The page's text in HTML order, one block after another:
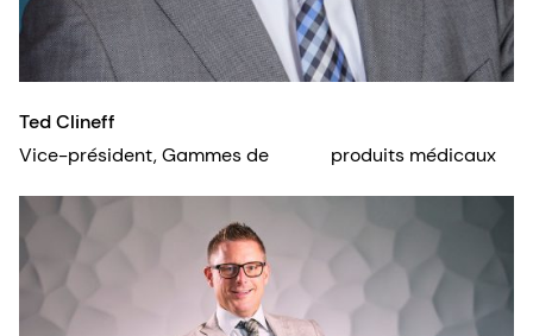
Ted Clineff
Vice-président, Gammes de produits médicaux